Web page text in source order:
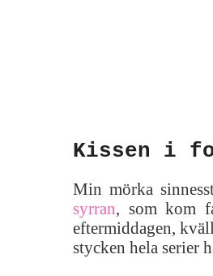
Kissen i
Min mörka
syrran, som kom
eftermiddagen,
stycken hela serier